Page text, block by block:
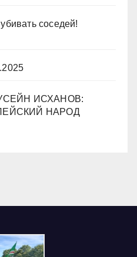
соседей!
ИСХАНОВ:
НАРОД